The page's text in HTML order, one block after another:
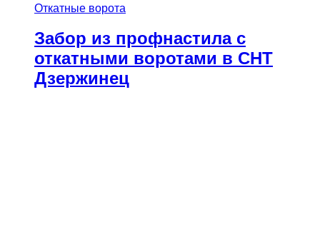
Откатные ворота
Забор из профнастила с
откатными воротами в СНТ
Дзержинец